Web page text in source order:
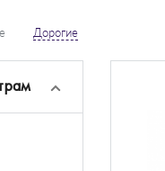
Дорогие